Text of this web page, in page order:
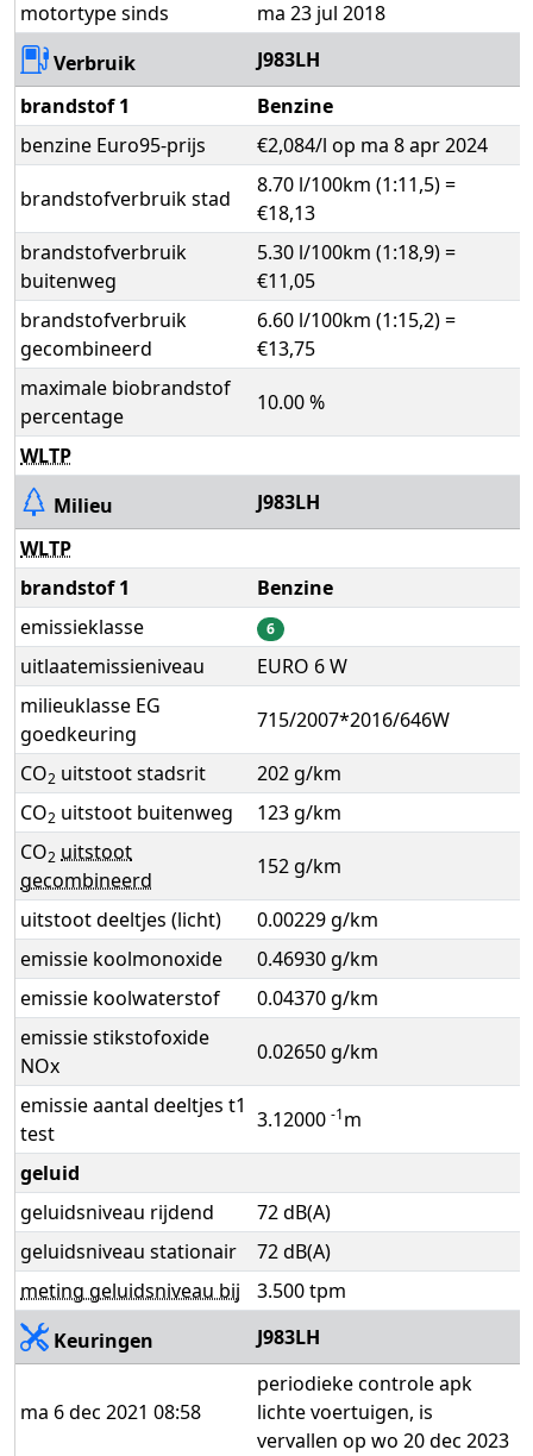
motortype sinds
ma 23 jul 2018
Verbruik
J983LH
brandstof 1
Benzine
benzine Euro95-prijs
€2,084/l op ma 8 apr 2024
brandstofverbruik stad
8.70 l/100km (1:11,5) =
€18,13
brandstofverbruik
buitenweg
5.30 l/100km (1:18,9) =
€11,05
brandstofverbruik
gecombineerd
6.60 l/100km (1:15,2) =
€13,75
maximale biobrandstof
percentage
10.00 %
WLTP
Milieu
J983LH
WLTP
brandstof 1
Benzine
emissieklasse
6
uitlaatemissieniveau
EURO 6 W
milieuklasse EG
goedkeuring
715/2007*2016/646W
CO2 uitstoot stadsrit
202 g/km
CO2 uitstoot buitenweg
123 g/km
CO2 uitstoot
gecombineerd
152 g/km
uitstoot deeltjes (licht)
0.00229 g/km
emissie koolmonoxide
0.46930 g/km
emissie koolwaterstof
0.04370 g/km
emissie stikstofoxide
NOx
0.02650 g/km
emissie aantal deeltjes t1
test
3.12000 -1m
geluid
geluidsniveau rijdend
72 dB(A)
geluidsniveau stationair
72 dB(A)
meting geluidsniveau bij
3.500 tpm
Keuringen
J983LH
ma 6 dec 2021 08:58
periodieke controle apk
lichte voertuigen, is
vervallen op wo 20 dec 2023